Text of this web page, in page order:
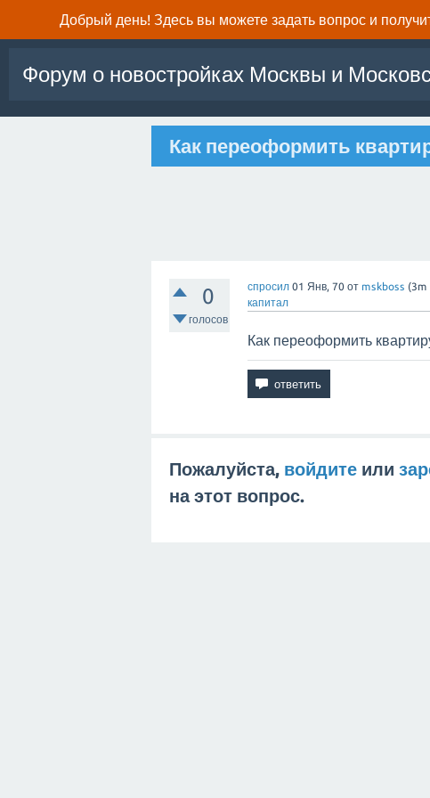
Добрый день! Здесь вы можете задать вопрос и
Форум о новостройках Москвы и
Как переоформить
0
голосов
спросил 01 Янв, 70 от mskboss (3m
капитал
Как переоформить
Пожалуйста, войдите или
на этот вопрос.